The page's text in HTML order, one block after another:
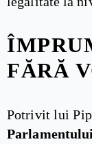
FĂRĂ
Potrivit lui